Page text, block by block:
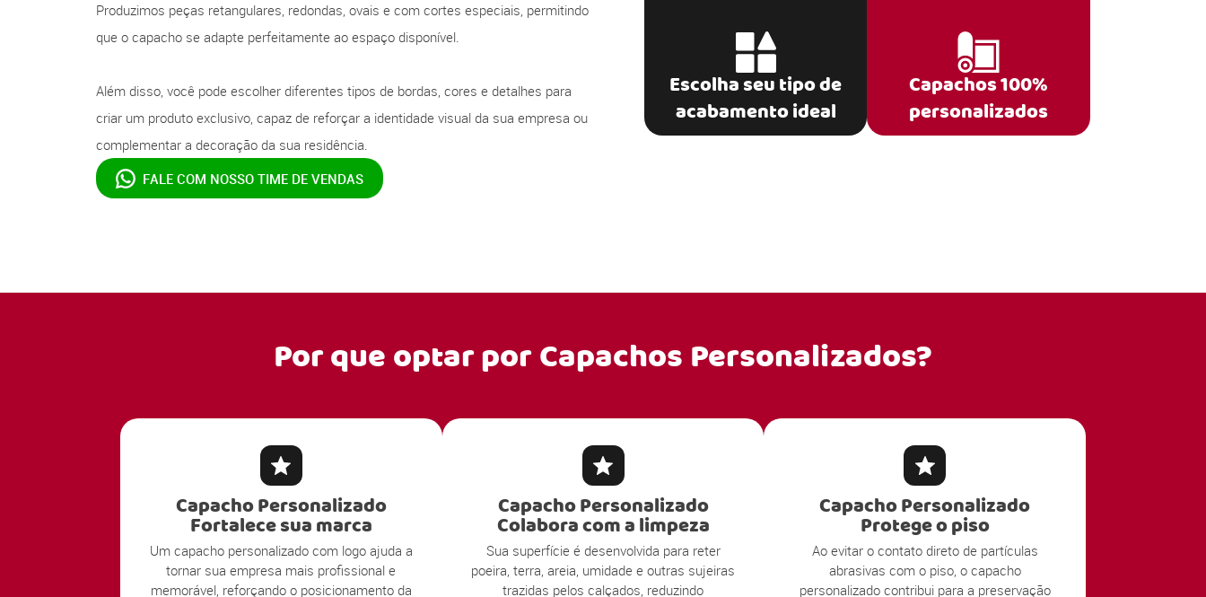
Produzimos peças retangulares, redondas, ovais e com cortes especiais, permitindo
que o capacho se adapte perfeitamente ao espaço disponível.
Além disso, você pode escolher diferentes tipos de bordas, cores e detalhes para
criar um produto exclusivo, capaz de reforçar a identidade visual da sua empresa ou
complementar a decoração da sua residência.
FALE COM NOSSO TIME DE VENDAS
Escolha seu tipo de
acabamento ideal
Capachos 100%
personalizados
Por que optar porCapachos Personalizados?
Capacho Personalizado
Fortalece sua marca
Um capacho personalizado com logo ajuda a
tornar sua empresa mais profissional e
memorável, reforçando o posicionamento da
Capacho Personalizado
Colabora com a limpeza
Sua superfície é desenvolvida para reter
poeira, terra, areia, umidade e outras sujeiras
trazidas pelos calçados, reduzindo
Capacho Personalizado
Protege o piso
Ao evitar o contato direto de partículas
abrasivas com o piso, o capacho
personalizado contribui para a preservação